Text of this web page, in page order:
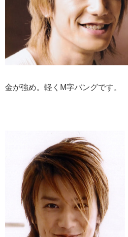
金が強め。軽くМ字バングです。